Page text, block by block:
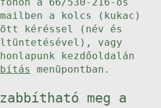
a kolcs (kukac)
kéréssel (név és
vagy
kezdőoldalán
menüpontban.
meg a